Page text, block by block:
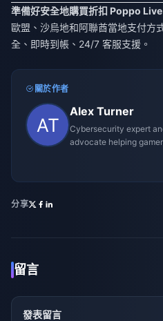
準備好安全地購買折扣 Poppo Live
歐盟、沙烏地和阿聯酋當地支付方
全、即時到帳、24/7 客服支援。
關於作者
Alex Turner
Cybersecurity expert
advocate helping
分享
留言
發表留言